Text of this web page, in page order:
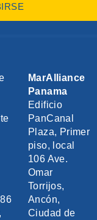
MarAlliance
Panama
Edificio
PanCanal
Plaza, Primer
piso, local
106 Ave.
Omar
Torrijos,
Ancón,
Ciudad de